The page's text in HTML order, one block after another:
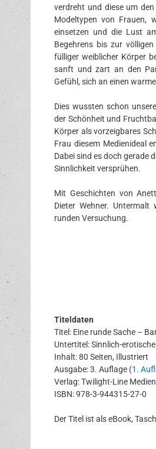
verdreht und diese um
Modeltypen von Frauen,
einsetzen und die Lust
Begehrens bis zur
fülliger weiblicher Körper
sanft und zart an den
Gefühl, sich an einen
Dies wussten schon
der Schönheit und
Körper als vorzeigbares
Frau diesem Medienideal
Dabei sind es doch gerade
Sinnlichkeit versprühen.
Mit Geschichten von
Dieter Wehner.
runden Versuchung.
Titeldaten
Titel: Eine runde Sache –
Untertitel: Sinnlich-
Inhalt: 80 Seiten, Illustriert
Ausgabe: 3. Auflage (1.
Verlag: Twilight-Line
ISBN: 978-3-944315-27-0
Der Titel ist als eBook,